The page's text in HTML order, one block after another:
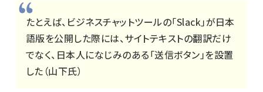
たとえば、ビジネスチャットツールの「Slack」が日本
語版を公開した際には、サイトテキストの翻訳だけ
でなく、日本人になじみのある「送信ボタン」を設置
した（山下氏）